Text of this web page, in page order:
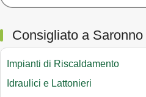
Consigliato a Saronno
Impianti di Riscaldamento
Idraulici e Lattonieri